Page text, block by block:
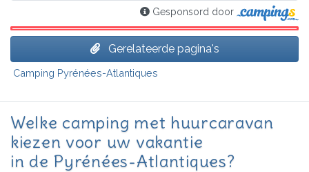
Gesponsord door
Gerelateerde pagina's
Camping Pyrénées-Atlantiques
Welke camping met huurcaravan
kiezen voor uw vakantie
in de Pyrénées-Atlantiques?